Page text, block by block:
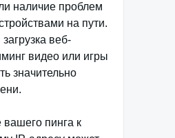
наличие проблем
на пути.
веб-
видео или игры
значительно
пинга к